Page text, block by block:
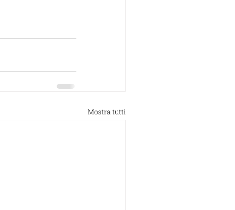
Mostra tutti